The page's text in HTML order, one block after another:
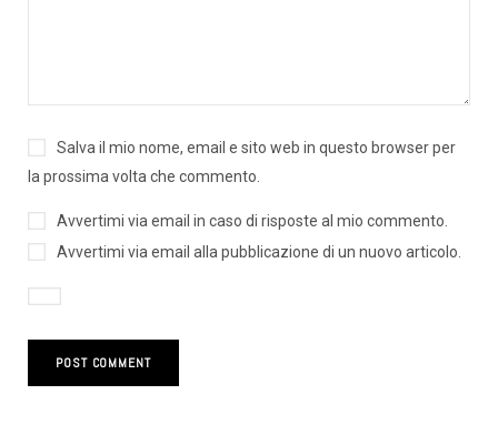
Salva il mio nome, email e sito web in questo browser per
la prossima volta che commento.
Avvertimi via email in caso di risposte al mio commento.
Avvertimi via email alla pubblicazione di un nuovo articolo.